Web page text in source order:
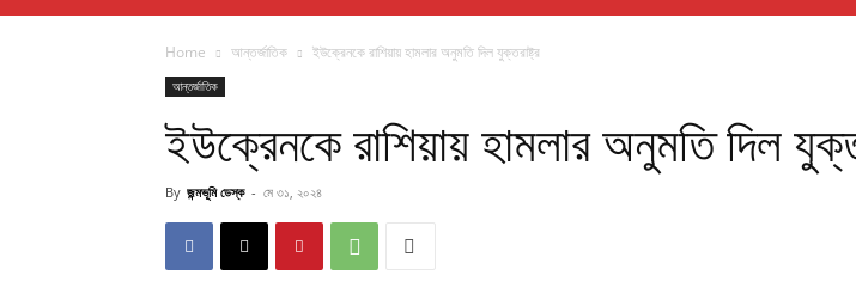
Home আন্তর্জাতিক ইউক্রেনকে রাশিয়ায় হামলার অনুমতি দিল যুক্তরাষ্ট্র
আন্তর্জাতিক
ইউক্রেনকে রাশিয়ায় হামলার অনুমতি দিল
By জন্মভূমি ডেস্ক - মে ৩১, ২০২৪